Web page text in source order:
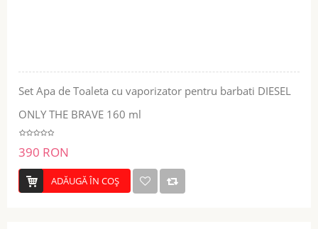
Set Apa de Toaleta cu vaporizator pentru barbati DIESEL
ONLY THE BRAVE 160 ml
390 RON
ADĂUGĂ ÎN COŞ